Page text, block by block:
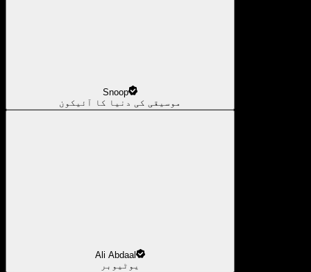
Snoop
موسیقی کی دنیا کا آئیکون
Ali Abdaal
یوٹیوبر